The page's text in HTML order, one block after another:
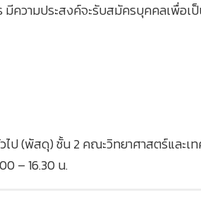
ความประสงค์จะรับสมัครบุคคลเพื่อเ
(พัสดุ) ชั้น 2 คณะวิทยาศาสตร์และเ
– 16.30 น.